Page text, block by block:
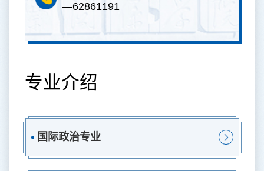
—62861191
专业介绍
国际政治专业